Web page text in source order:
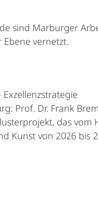
sind Marburger
vernetzt.
Exzellenzstrategie
Prof. Dr. Frank
das vom
Kunst von 2026 bis